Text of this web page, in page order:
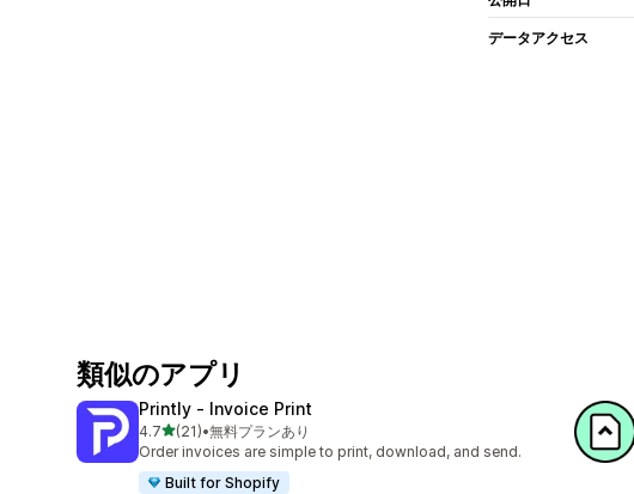
データアクセス
類似のアプリ
Printly ‑ Invoice Print
4.75つ星中
(21)
合計レビュー数：21件
•無料プランあり
Order invoices are simple to print, download, and send.
Built for Shopify